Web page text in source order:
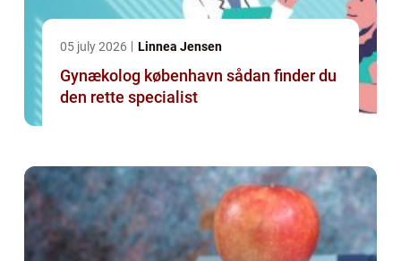
05 july 2026 Linnea Jensen
Gynækolog københavn sådan finder du
den rette specialist